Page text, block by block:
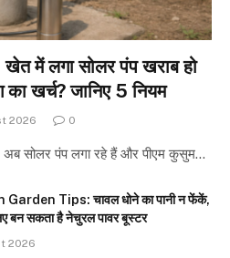
में लगा सोलर पंप खराब हो
का खर्च? जानिए 5 नियम
2026 0
अब सोलर पंप लगा रहे हैं और पीएम कुसुम…
Garden Tips: चावल धोने का पानी न फेंकें,
बन सकता है नेचुरल पावर बूस्टर
2026